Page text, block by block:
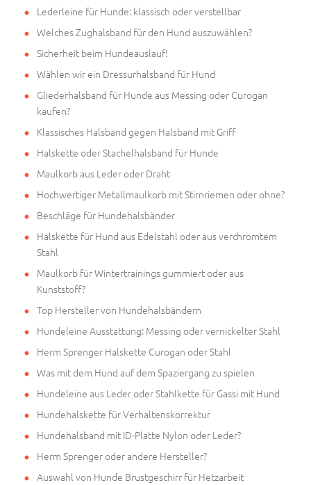
Lederleine für Hunde: klassisch oder verstellbar
Welches Zughalsband für den Hund auszuwählen?
Sicherheit beim Hundeauslauf!
Wählen wir ein Dressurhalsband für Hund
Gliederhalsband für Hunde aus Messing oder Curogan
kaufen?
Klassisches Halsband gegen Halsband mit Griff
Halskette oder Stachelhalsband für Hunde
Maulkorb aus Leder oder Draht
Hochwertiger Metallmaulkorb mit Stirnriemen oder ohne?
Beschläge für Hundehalsbänder
Halskette für Hund aus Edelstahl oder aus verchromtem
Stahl
Maulkorb für Wintertrainings gummiert oder aus
Kunststoff?
Top Hersteller von Hundehalsbändern
Hundeleine Ausstattung: Messing oder vernickelter Stahl
Herm Sprenger Halskette Curogan oder Stahl
Was mit dem Hund auf dem Spaziergang zu spielen
Hundeleine aus Leder oder Stahlkette für Gassi mit Hund
Hundehalskette für Verhaltenskorrektur
Hundehalsband mit ID-Platte Nylon oder Leder?
Herm Sprenger oder andere Hersteller?
Auswahl von Hunde Brustgeschirr für Hetzarbeit